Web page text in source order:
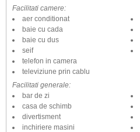
Facilitati camere:
aer conditionat
baie cu cada
baie cu dus
seif
telefon in camera
televiziune prin cablu
Facilitati generale:
bar de zi
casa de schimb
divertisment
inchiriere masini